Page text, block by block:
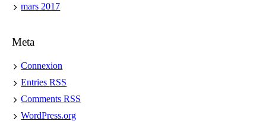
mars 2017
Meta
Connexion
EntriesRSS
CommentsRSS
WordPress.org